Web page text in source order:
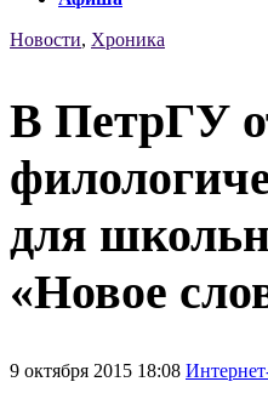
Новости, Хроника
В ПетрГУ
для
«Новое
9 октября 2015 18:08